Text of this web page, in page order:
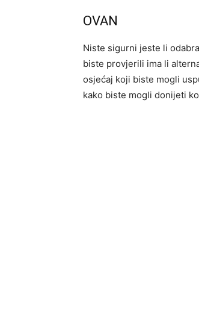
OVAN
Niste sigurni jeste li
biste provjerili ima li
osjećaj koji biste mogli
kako biste mogli donijeti